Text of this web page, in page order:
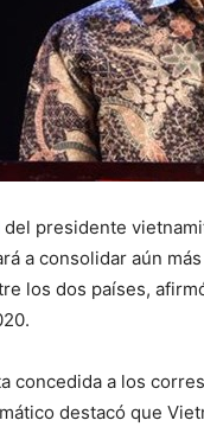
del presidente
a consolidar aún
los dos países,
concedida a los
destacó que